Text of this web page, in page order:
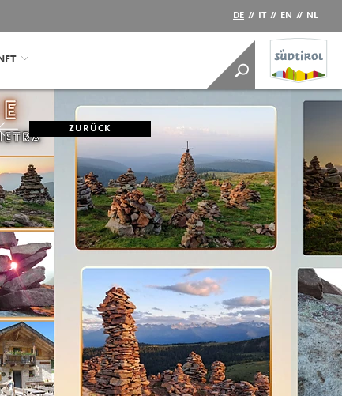
DE // IT // EN // NL
ZURÜCK